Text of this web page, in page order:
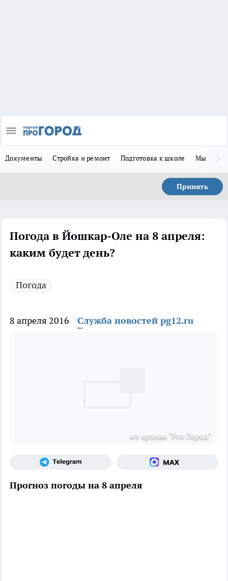
Документы Стройка и ремонт Подготовка к школе Мы в MAX
Принять
Погода в Йошкар-Оле на 8 апреля:
каким будет день?
Погода
8 апреля 2016 Служба новостей pg12.ru
из архива "Pro Город"
Прогноз погоды на 8 апреля